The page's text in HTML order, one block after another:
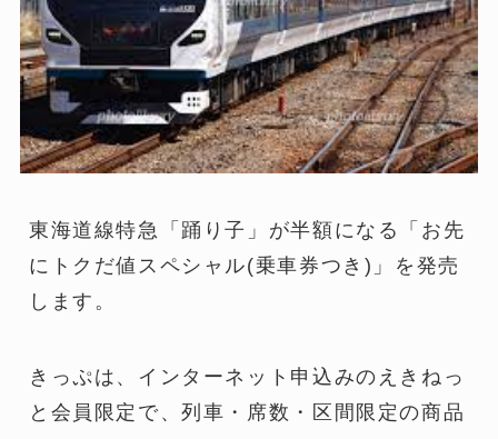
東海道線特急「踊り子」が半額になる「お先
にトクだ値スペシャル(乗車券つき)」を発売
します。
きっぷは、インターネット申込みのえきねっ
と会員限定で、列車・席数・区間限定の商品